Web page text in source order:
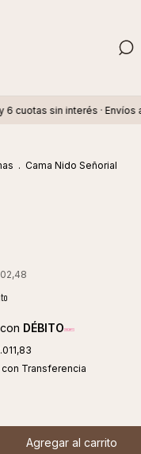
· Envíos a todo el país
. Cama Nido Señorial
DÉBITO
Transferencia